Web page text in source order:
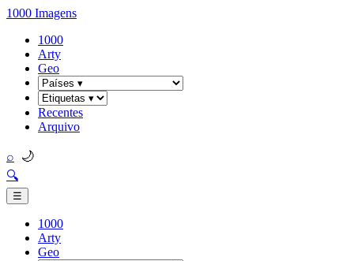
1000 Imagens
1000
Arty
Geo
Recentes
Arquivo
⌕ 🌙
🔍
☰
1000
Arty
Geo